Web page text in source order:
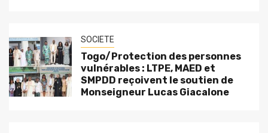
SOCIETE
Togo/Protection des personnes
vulnérables : LTPE, MAED et
SMPDD reçoivent le soutien de
Monseigneur Lucas Giacalone